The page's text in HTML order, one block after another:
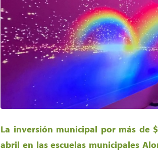
La inversión municipal por más de
abril en las escuelas municipales